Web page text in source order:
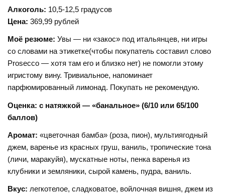
Алкоголь: 10,5-12,5 градусов
Цена: 369,99 рублей
Моё резюме:Увы — ни «закос» под итальянцев, ни игры
со словами на этикетке(чтобы покупатель составил слово
Prosecco — хотя там его и близко нет) не помогли этому
игристому вину. Тривиальное, напоминает
парфюмированный лимонад. Покупать не рекомендую.
Оценка: с натяжкой — «банальное» (6/10 или 65/100
баллов)
Аромат: «цветочная бамба» (роза, пион), мультиягодный
джем, варенье из красных груш, ваниль, тропические тона
(личи, маракуйя), мускатные ноты, пенка варенья из
клубники и земляники, сырой камень, пудра, ваниль.
Вкус: легкотелое, сладковатое, войлочная вишня, джем из